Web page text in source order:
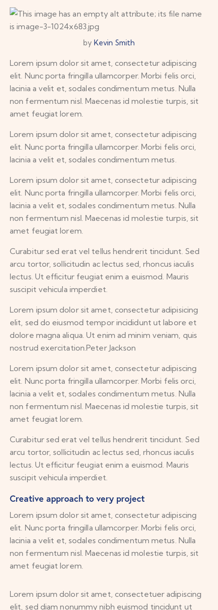
byKevin Smith
Lorem ipsum dolor sit amet, consectetur adipiscing
elit. Nunc porta fringilla ullamcorper. Morbi felis orci,
lacinia a velit et, sodales condimentum metus. Nulla
non fermentum nisl. Maecenas id molestie turpis, sit
amet feugiat lorem.
Lorem ipsum dolor sit amet, consectetur adipiscing
elit. Nunc porta fringilla ullamcorper. Morbi felis orci,
lacinia a velit et, sodales condimentum metus.
Lorem ipsum dolor sit amet, consectetur adipiscing
elit. Nunc porta fringilla ullamcorper. Morbi felis orci,
lacinia a velit et, sodales condimentum metus. Nulla
non fermentum nisl. Maecenas id molestie turpis, sit
amet feugiat lorem.
Curabitur sed erat vel tellus hendrerit tincidunt. Sed
arcu tortor, sollicitudin ac lectus sed, rhoncus iaculis
lectus. Ut efficitur feugiat enim a euismod. Mauris
suscipit vehicula imperdiet.
Lorem ipsum dolor sit amet, consectetur adipisicing
elit, sed do eiusmod tempor incididunt ut labore et
dolore magna aliqua. Ut enim ad minim veniam, quis
nostrud exercitation.Peter Jackson
Lorem ipsum dolor sit amet, consectetur adipiscing
elit. Nunc porta fringilla ullamcorper. Morbi felis orci,
lacinia a velit et, sodales condimentum metus. Nulla
non fermentum nisl. Maecenas id molestie turpis, sit
amet feugiat lorem.
Curabitur sed erat vel tellus hendrerit tincidunt. Sed
arcu tortor, sollicitudin ac lectus sed, rhoncus iaculis
lectus. Ut efficitur feugiat enim a euismod. Mauris
suscipit vehicula imperdiet.
Creative approach to very project
Lorem ipsum dolor sit amet, consectetur adipiscing
elit. Nunc porta fringilla ullamcorper. Morbi felis orci,
lacinia a velit et, sodales condimentum metus. Nulla
non fermentum nisl. Maecenas id molestie turpis, sit
amet feugiat lorem.
Lorem ipsum dolor sit amet, consectetuer adipiscing
elit, sed diam nonummy nibh euismod tincidunt ut